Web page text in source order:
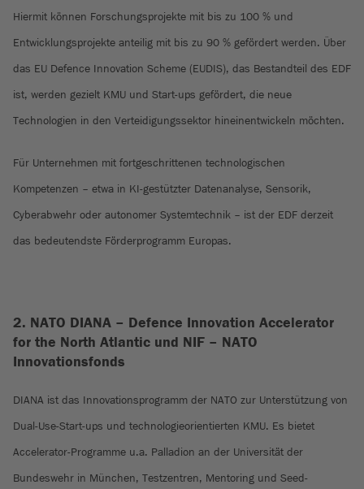
Hiermit können Forschungsprojekte mit bis zu 100 % und
Entwicklungsprojekte anteilig mit bis zu 90 % gefördert werden. Über
das EU Defence Innovation Scheme (EUDIS), das Bestandteil des EDF
ist, werden gezielt KMU und Start-ups gefördert, die neue
Technologien in den Verteidigungssektor hineinentwickeln möchten.
Für Unternehmen mit fortgeschrittenen technologischen
Kompetenzen – etwa in KI-gestützter Datenanalyse, Sensorik,
Cyberabwehr oder autonomer Systemtechnik – ist der EDF derzeit
das bedeutendste Förderprogramm Europas.
2. NATO DIANA – Defence Innovation Accelerator
for the North Atlantic und NIF – NATO
Innovationsfonds
DIANA ist das Innovationsprogramm der NATO zur Unterstützung von
Dual-Use-Start-ups und technologieorientierten KMU. Es bietet
Accelerator-Programme u.a. Palladion an der Universität der
Bundeswehr in München, Testzentren, Mentoring und Seed-